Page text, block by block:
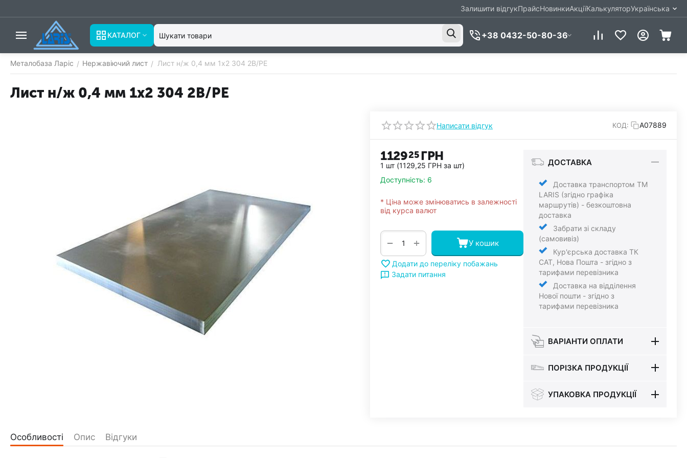
Залишити відгукПрайсНовинкиАкціїКалькуляторУкраїнська
КАТАЛОГ +38 0432-50-80-36
Металобаза Ларіс / Нержавіючий лист / Лист н/ж 0,4 мм 1х2 304 2В/РЕ
Лист н/ж 0,4 мм 1х2 304 2В/РЕ
Написати відгук КОД: А07889
112925 ГРН
1 шт (1129,25 ГРН за шт)
Доступність: 6
* Ціна може змінюватись в залежності
від курса валют
+
− У кошик
Додати до переліку побажань
Задати питання
ДОСТАВКА
Доставка транспортом ТМ
LARIS (згідно графіка
маршрутів) - безкоштовна
доставка
Забрати зі складу
(самовивіз)
Кур'єрська доставка ТК
САТ, Нова Пошта - згідно з
тарифами перевізника
Доставка на відділення
Нової пошти - згідно з
тарифами перевізника
ВАРІАНТИ ОПЛАТИ
ПОРІЗКА ПРОДУКЦІЇ
УПАКОВКА ПРОДУКЦІЇ
Особливості Опис Відгуки